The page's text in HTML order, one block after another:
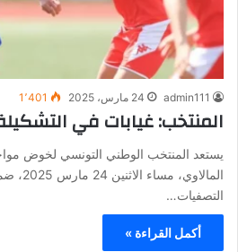
admin111 24 مارس، 2025 1٬401
المنتخب: غيابات في
يستعد المنتخب الوطني التونسي لخوض
التصفيات…
أكمل القراءة »